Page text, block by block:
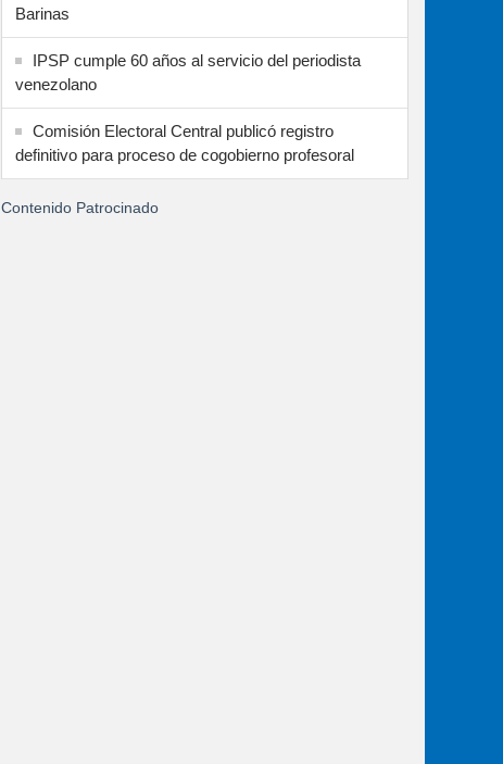
Barinas
IPSP cumple 60 años al servicio del periodista
venezolano
Comisión Electoral Central publicó registro
definitivo para proceso de cogobierno profesoral
Contenido Patrocinado